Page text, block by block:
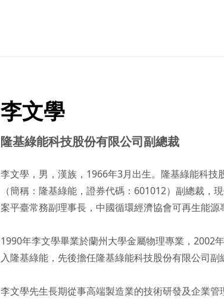
李文學
隆基綠能科技股份有限公司副總裁
李文學，男，漢族，1966年3月出生。隆基綠能科
（簡稱：隆基綠能，證券代碼：601012）副總裁
案平臺常務副理事長，中國循環經濟協會可再生能源
1990年李文學畢業於蘭州大學金屬物理專業，2002
入隆基綠能，先後擔任隆基綠能科技股份有限公司副
李文學先生長期從事高端製造業的技術研發及企業